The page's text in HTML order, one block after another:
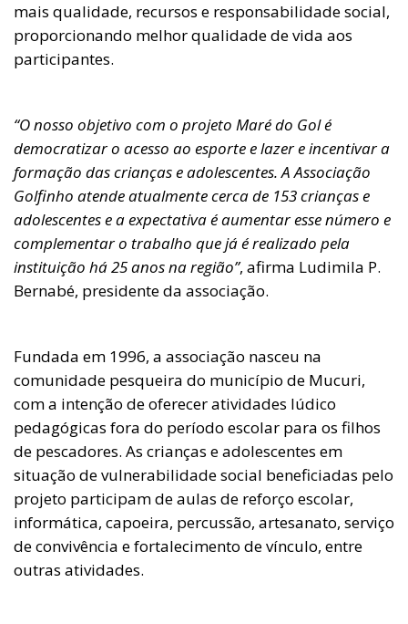
mais qualidade, recursos e responsabilidade social,
proporcionando melhor qualidade de vida aos
participantes.
“O nosso objetivo com o projeto Maré do Gol é
democratizar o acesso ao esporte e lazer e incentivar a
formação das crianças e adolescentes. A Associação
Golfinho atende atualmente cerca de 153 crianças e
adolescentes e a expectativa é aumentar esse número e
complementar o trabalho que já é realizado pela
instituição há 25 anos na região”, afirma Ludimila P.
Bernabé, presidente da associação.
Fundada em 1996, a associação nasceu na
comunidade pesqueira do município de Mucuri,
com a intenção de oferecer atividades lúdico
pedagógicas fora do período escolar para os filhos
de pescadores. As crianças e adolescentes em
situação de vulnerabilidade social beneficiadas pelo
projeto participam de aulas de reforço escolar,
informática, capoeira, percussão, artesanato, serviço
de convivência e fortalecimento de vínculo, entre
outras atividades.